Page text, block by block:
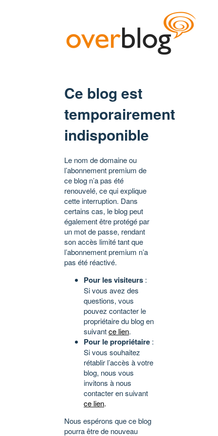
Ce blog est
temporairement
indisponible
Le nom de domaine ou
l’abonnement premium de
ce blog n’a pas été
renouvelé, ce qui explique
cette interruption. Dans
certains cas, le blog peut
également être protégé par
un mot de passe, rendant
son accès limité tant que
l’abonnement premium n’a
pas été réactivé.
Pour les visiteurs :
Si vous avez des
questions, vous
pouvez contacter le
propriétaire du blog en
suivantce lien.
Pour le propriétaire :
Si vous souhaitez
rétablir l’accès à votre
blog, nous vous
invitons à nous
contacter en suivant
ce lien.
Nous espérons que ce blog
pourra être de nouveau